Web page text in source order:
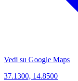
Vedi su Google Maps
37.1300, 14.8500